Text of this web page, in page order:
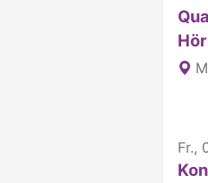
Fr.,